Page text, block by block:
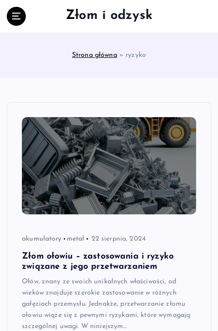
Złom i odzysk
Strona główna» ryzyko
akumulatory metal 22 sierpnia, 2024
Złom ołowiu – zastosowania i ryzyko
związane z jego przetwarzaniem
Ołów, znany ze swoich unikalnych właściwości, od
wieków znajduje szerokie zastosowanie w różnych
gałęziach przemysłu. Jednakże, przetwarzanie złomu
ołowiu wiąże się z pewnymi ryzykami, które wymagają
szczególnej uwagi. W niniejszym…